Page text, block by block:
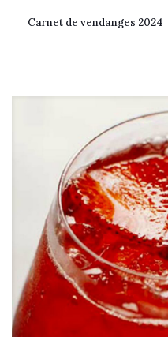
Carnet de vendanges 2024